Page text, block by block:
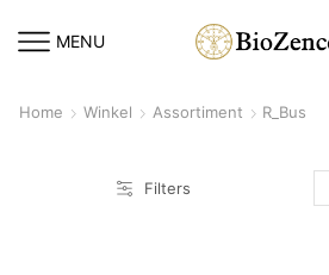
MENU
Home Winkel Assortiment R_Bus
Filters